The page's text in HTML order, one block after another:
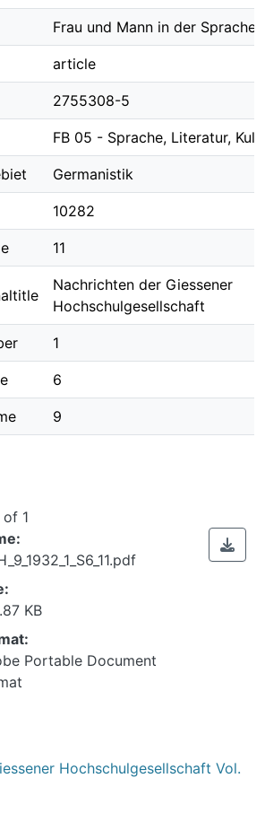
Frau und Mann in der Sprache
article
2755308-5
FB 05 - Sprache, Literatur,
Germanistik
10282
11
Nachrichten der Giessener
Hochschulgesellschaft
1
6
9
of 1
KB
Portable Document
Hochschulgesellschaft Vol.